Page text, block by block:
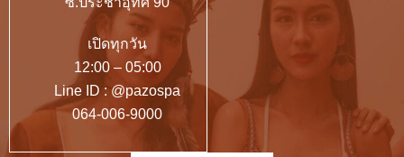
เปิดทุกวัน
12:00 – 05:00
Line ID : @pazospa
064-006-9000